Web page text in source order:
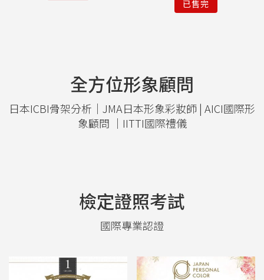
已售完
全方位形象顧問
日本ICBI骨架分析｜JMA日本形象彩妝師 | AICI國際形
象顧問 ｜IITTI國際禮儀
檢定證照考試
國際專業認證